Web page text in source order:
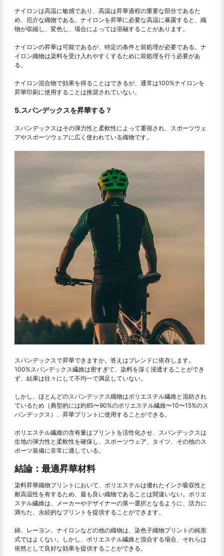
ナイロンは高温に敏感であり、高温は昇華過程の重要な部分であるた
め、厄介な織物である。ナイロンを昇華に必要な高温に暴露すると、織
物が収縮し、変色し、場合によっては溶融することがあります。
ナイロンの昇華は可能であるが、特定の条件と前処理が必要である。ナ
イロン織物は染料を受け入れやすくするために前処理を行う必要があ
る。
ナイロン混合物で効果を得ることはできるが、通常は100%ナイロンを
昇華印刷に使用することは推奨されていない。
5.スパンデックスを昇華する？
スパンデックスはその弾力性と柔軟性によって重視され、スポーツウェ
アやスポーツウェアに広く使われている織物です。
スパンデックスで昇華できますか。答えはブレンドに依存します。
100%スパンデックス繊維は密すぎて、染料を深く浸透することができ
ず、結果は往々にして不均一で満足していない。
しかし、ほとんどのスパンデックス織物はポリエステル繊維と混紡され
ているため（典型的には約85〜90%のポリエステル繊維〜10〜15%のス
パンデックス）、昇華プリントに使用することができる。
ポリエステル繊維の含有量はプリントを活性化させ、スパンデックスは
生地の弾力性と柔軟性を確保し、スポーツウェア、タイツ、その他のス
ポーツ装備に非常に適している。
結論：最適昇華材料
染料昇華織物プリントにおいて、ポリエステルは優れたインク吸収性と
耐高温性を有するため、最も良い織物であることは間違いない。ポリエ
ステル繊維は、メーカーやデザイナーの第一選択となるように、活力に
満ちた、永続的なプリントを提供することができます。
綿、レーヨン、ナイロンなどの他の織物は、染色子織物プリントの純形
式ではよくない。しかし、ポリエステル繊維と混合する場合、それらは
依然として良好な効果を提供することができる。